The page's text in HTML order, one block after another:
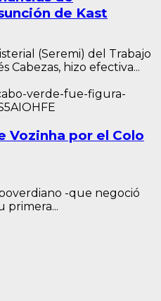
de Kast
(Seremi) del Trabajo
Cabezas, hizo efectiva...
Vozinha por el Colo
-que negoció
primera...